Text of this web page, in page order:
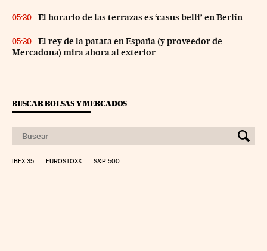
05:30 El horario de las terrazas es ‘casus belli’ en Berlín
05:30
El rey de la patata en España (y proveedor de
Mercadona) mira ahora al exterior
BUSCAR BOLSAS Y MERCADOS
IBEX 35 EUROSTOXX S&P 500